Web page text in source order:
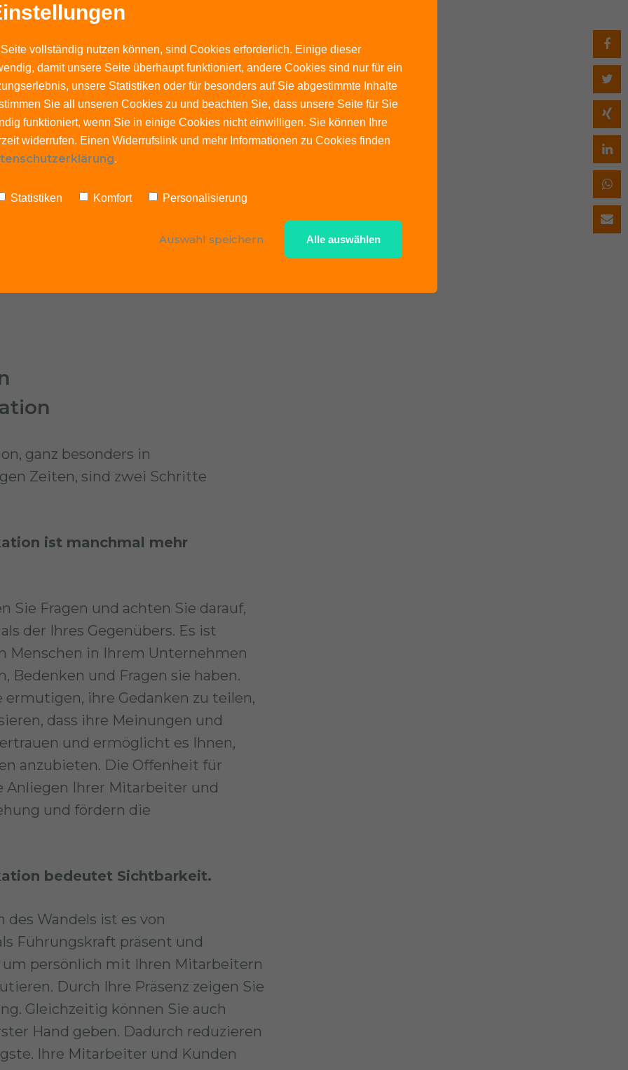
und wenn sie nicht an Bord sind,
den Zusammenhalt und
ganz besonders in
Zeiten, sind zwei Schritte
ist manchmal mehr
Sie Fragen und achten Sie darauf,
der Ihres Gegenübers. Es ist
Menschen in Ihrem Unternehmen
Bedenken und Fragen sie haben.
ihre Gedanken zu teilen,
dass ihre Meinungen und
und ermöglicht es Ihnen,
anzubieten. Die Offenheit für
Anliegen Ihrer Mitarbeiter und
und fördern die
bedeutet Sichtbarkeit.
des Wandels ist es von
Führungskraft präsent und
um persönlich mit Ihren Mitarbeitern
Durch Ihre Präsenz zeigen Sie
Gleichzeitig können Sie auch
Hand geben. Dadurch reduzieren
Ihre Mitarbeiter und Kunden
vollständig nutzen können, sind Cookies erforderlich. Einige dieser
damit unsere Seite überhaupt funktioniert, andere Cookies sind nur für ein
unsere Statistiken oder für besonders auf Sie abgestimmte Inhalte
Sie all unseren Cookies zu und beachten Sie, dass unsere Seite für Sie
funktioniert, wenn Sie in einige Cookies nicht einwilligen. Sie können Ihre
widerrufen. Einen Widerrufslink und mehr Informationen zu Cookies finden
.
Statistiken Komfort Personalisierung
Auswahl speichern Alle auswählen